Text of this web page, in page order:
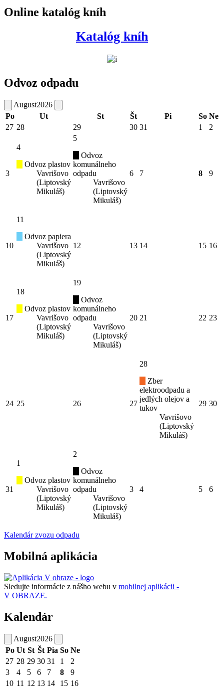
Online katalóg kníh
Katalóg kníh
Odvoz odpadu
August2026
Po
Ut St Št Pi So Ne
27 28 29 30 31 1 2
3
4
Odvoz plastov
Vavrišovo
(Liptovský
Mikuláš)
5
Odvoz
komunálneho
odpadu
Vavrišovo
(Liptovský
Mikuláš)
6 7 8 9
10
11
Odvoz papiera
Vavrišovo
(Liptovský
Mikuláš)
12 13 14 15 16
17
18
Odvoz plastov
Vavrišovo
(Liptovský
Mikuláš)
19
Odvoz
komunálneho
odpadu
Vavrišovo
(Liptovský
Mikuláš)
20 21 22 23
24 25 26 27
28
Zber
elektroodpadu a
jedlých olejov a
tukov
Vavrišovo
(Liptovský
Mikuláš)
29 30
31
1
Odvoz plastov
Vavrišovo
(Liptovský
Mikuláš)
2
Odvoz
komunálneho
odpadu
Vavrišovo
(Liptovský
Mikuláš)
3 4 5 6
Kalendár zvozu odpadu
Mobilná aplikácia
Sledujte informácie z nášho webu v mobilnej aplikácii -
V OBRAZE.
Kalendár
August2026
Po Ut St Št Pia So Ne
27 28 29 30 31 1
2
3
4 5 6 7 8
9
10 11 12 13 14 15 16